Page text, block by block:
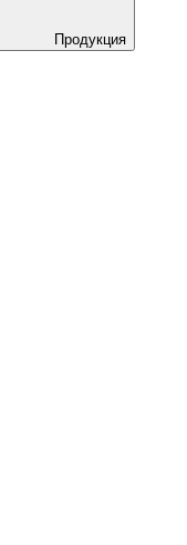
Продукция